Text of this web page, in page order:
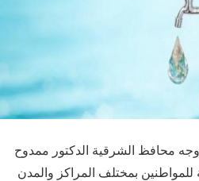
أ ش أ/ وجه محافظ الشرقية الدكتور ممدوح
بمختلف المراكز والمدن